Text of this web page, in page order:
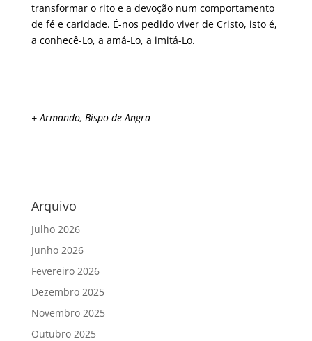
transformar o rito e a devoção num comportamento
de fé e caridade. É-nos pedido viver de Cristo, isto é,
a conhecê-Lo, a amá-Lo, a imitá-Lo.
+ Armando, Bispo de Angra
Arquivo
Julho 2026
Junho 2026
Fevereiro 2026
Dezembro 2025
Novembro 2025
Outubro 2025